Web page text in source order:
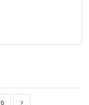
6